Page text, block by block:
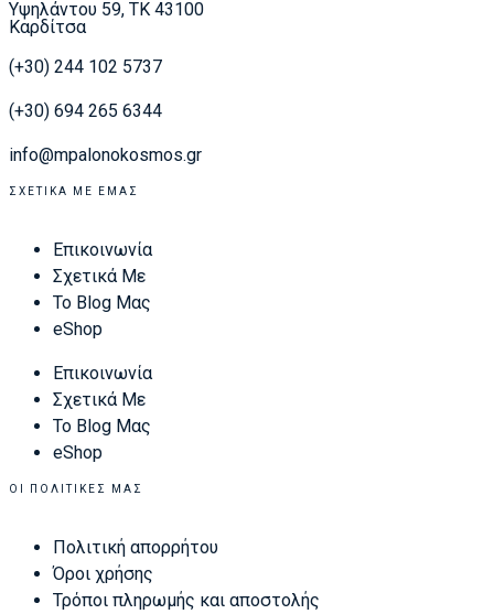
Υψηλάντου 59, ΤΚ 43100
Καρδίτσα
(+30) 244 102 5737
(+30) 694 265 6344
info@mpalonokosmos.gr
ΣΧΕΤΙΚΆ ΜΕ ΕΜΆΣ
Επικοινωνία
Σχετικά Με
Το Blog Μας
eShop
Επικοινωνία
Σχετικά Με
Το Blog Μας
eShop
ΟΙ ΠΟΛΙΤΙΚΈΣ ΜΑΣ
Πολιτική απορρήτου
Όροι χρήσης
Τρόποι πληρωμής και αποστολής